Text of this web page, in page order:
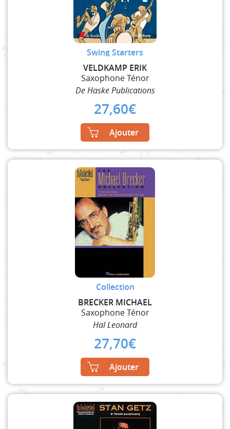
Swing Starters
VELDKAMP ERIK
Saxophone Ténor
De Haske Publications
27,60€
Ajouter
Collection
BRECKER MICHAEL
Saxophone Ténor
Hal Leonard
27,70€
Ajouter